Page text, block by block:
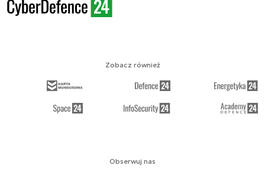
Obserwuj nas
Zobacz również